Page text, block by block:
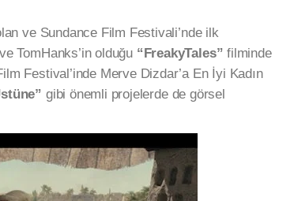
ve Sundance Film Festivali’nde ilk
TomHanks’in olduğu “FreakyTales” filminde
Festival’inde Merve Dizdar’a En İyi Kadın
gibi önemli projelerde de görsel